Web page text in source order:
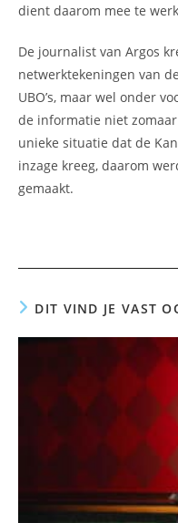
dient daarom mee te
De journalist van Argos
netwerktekeningen van
UBO’s, maar wel onder
de informatie niet
unieke situatie dat de
inzage kreeg, daarom
gemaakt.
DIT VIND JE VAST